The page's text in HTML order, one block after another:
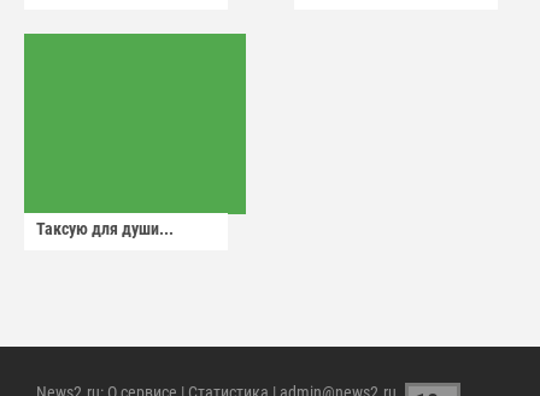
Таксую для души...